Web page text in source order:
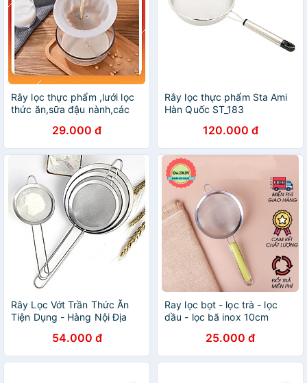
Rây lọc thực phẩm ,lưới lọc
thức ăn,sữa đậu nành,các
29.000 đ
Rây lọc thực phẩm Sta Ami
Hàn Quốc ST_183
không gỉ sét120.000 đ
Rây Lọc Vớt Trần Thức Ăn
Tiện Dụng - Hàng Nội Địa
54.000 đ
Ray lọc bọt - lọc trà - lọc
dầu - lọc bã inox 10cm
25.000 đ